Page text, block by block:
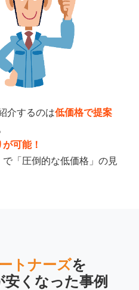
介するのは低価格で提案
可能！
で「圧倒的な低価格」の見
トナーズを
安くなった事例